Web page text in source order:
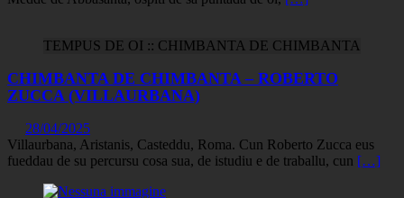
TEMPUS DE OI :: CHIMBANTA DE CHIMBANTA
CHIMBANTA DE CHIMBANTA – ROBERTO
ZUCCA (VILLAURBANA)
28/04/2025
Villaurbana, Aristanis, Casteddu, Roma. Cun Roberto Zucca eus
fueddau de su percursu cosa sua, de istudiu e de traballu, cun […]